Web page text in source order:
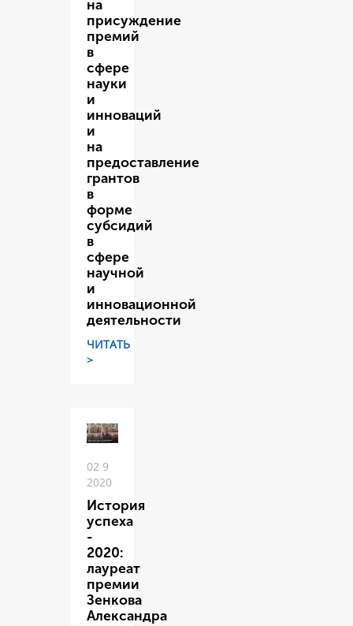
на
присуждение
премий
в
сфере
науки
и
инноваций
и
на
предоставление
грантов
в
форме
субсидий
в
сфере
научной
и
инновационной
деятельности
ЧИТАТЬ
>
02 9
2020
История
успеха
-
2020:
лауреат
премии
Зенкова
Александра